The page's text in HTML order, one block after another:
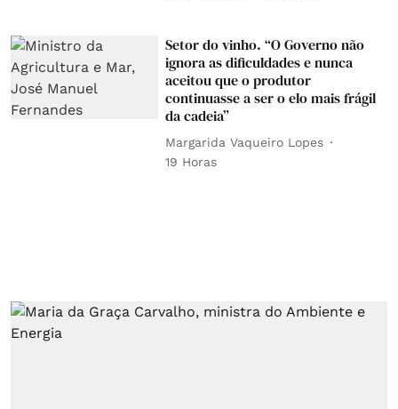
Setor do vinho. “O Governo não
ignora as dificuldades e nunca
aceitou que o produtor
continuasse a ser o elo mais frágil
da cadeia”
Margarida Vaqueiro Lopes
19 Horas